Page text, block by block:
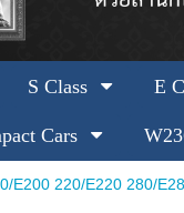
S Class E
Cars
E200 220/E220 280/